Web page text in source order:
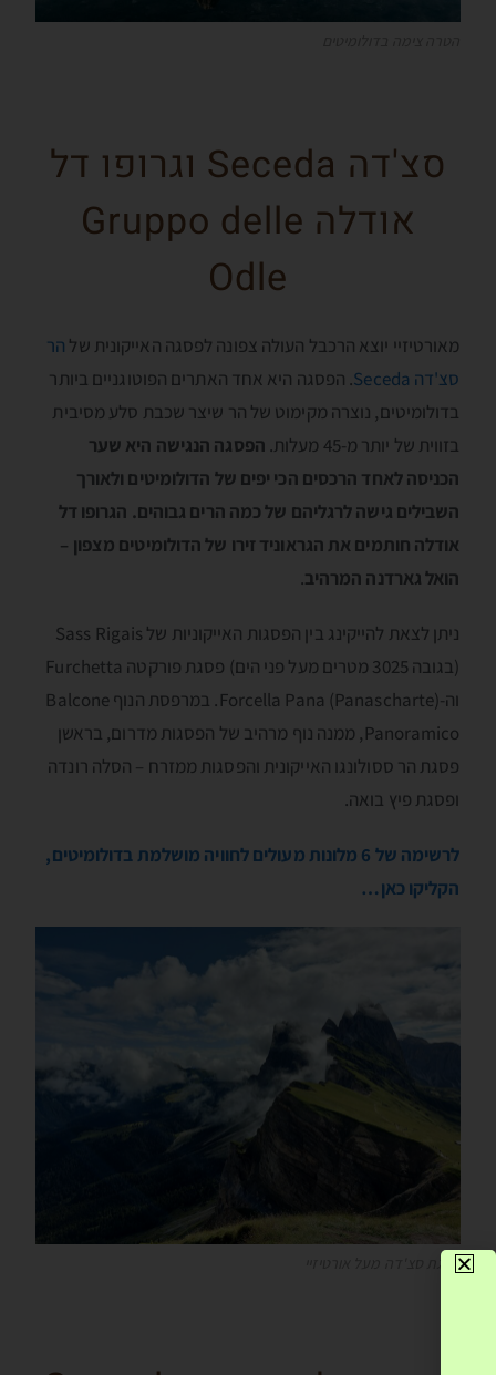
סצ'דה Seceda וגרופו דל
אודלה Gruppo delle
Odle
מאורטיזיי יוצא הרכבל העולה צפונה לפסגה האייקונית של הר
סצ'דה Seceda
. הפסגה היא אחד האתרים הפוטוגניים ביותר
בדולומיטים, נוצרה מקימוט של הר שיצר שכבת סלע מסיבית
בזווית של יותר מ-45 מעלות.
הפסגה הנגישה היא שער
הכניסה לאחד הרכסים הכי יפים של הדולומיטים ולאורך
השבילים גישה לרגליהם של כמה הרים גבוהים. הגרופו דל
אודלה חותמים את הגראוניד זירו של הדולומיטים מצפון –
הואל גארדנה המרהיב.
ניתן לצאת להייקינג בין הפסגות האייקוניות של Sass Rigais
(בגובה 3025 מטרים מעל פני הים) פסגת פורקטה Furchetta
וה-Forcella Pana (Panascharte). במרפסת הנוף Balcone
Panoramico, ממנה נוף מרהיב של הפסגות מדרום, בראשן
פסגת הר ססולונגו האייקונית והפסגות ממזרח – הסלה רונדה
ופסגת פיץ בואה.
לרשימה של 6 מלונות מעולים לחוויה מושלמת בדולומיטים,
הקליקו כאן…
פסגת סצ'דה מעל אורטיזיי